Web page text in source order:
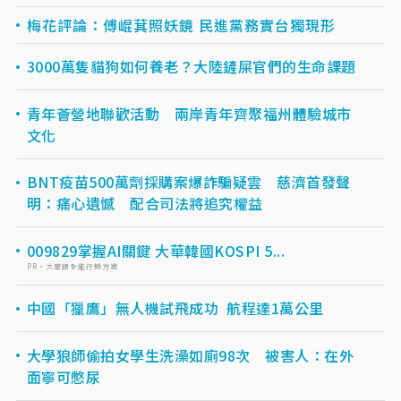
梅花評論：傅崐萁照妖鏡 民進黨務實台獨現形
3000萬隻貓狗如何養老？大陸鏟屎官們的生命課題
青年薈營地聯歡活動 兩岸青年齊聚福州體驗城市
文化
BNT疫苗500萬劑採購案爆詐騙疑雲 慈濟首發聲
明：痛心遺憾 配合司法將追究權益
009829掌握AI關鍵 大華韓國KOSPI 5...
PR・大華銀全能行銷方案
中國「獵鷹」無人機試飛成功 航程達1萬公里
大學狼師偷拍女學生洗澡如廁98次 被害人：在外
面寧可憋尿